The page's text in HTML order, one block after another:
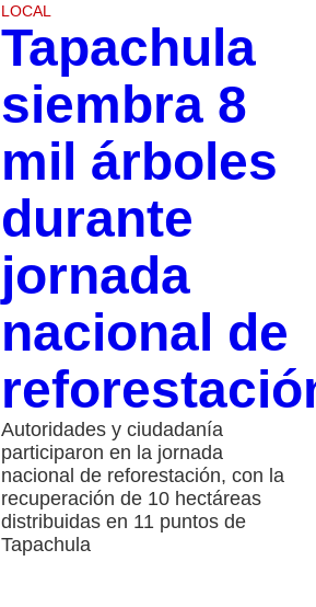
LOCAL
Tapachula
siembra 8
mil árboles
durante
jornada
nacional de
Autoridades y ciudadanía
participaron en la jornada
nacional de reforestación, con la
recuperación de 10 hectáreas
distribuidas en 11 puntos de
Tapachula